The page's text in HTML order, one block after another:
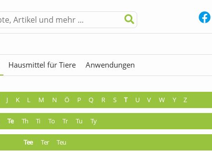
Hausmittel für Tiere Anwendungen
J K L M N Ö P Q R S T U V W Y Z
Te Th Ti To Tr Tu Ty
Tee Ter Teu